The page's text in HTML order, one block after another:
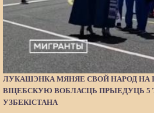
ЛУКАШЭНКА МЯНЯЕ СВОЙ НАРОД НА
ВІЦЕБСКУЮ ВОБЛАСЦЬ ПРЫЕДУЦЬ 5
УЗБЕКІСТАНА